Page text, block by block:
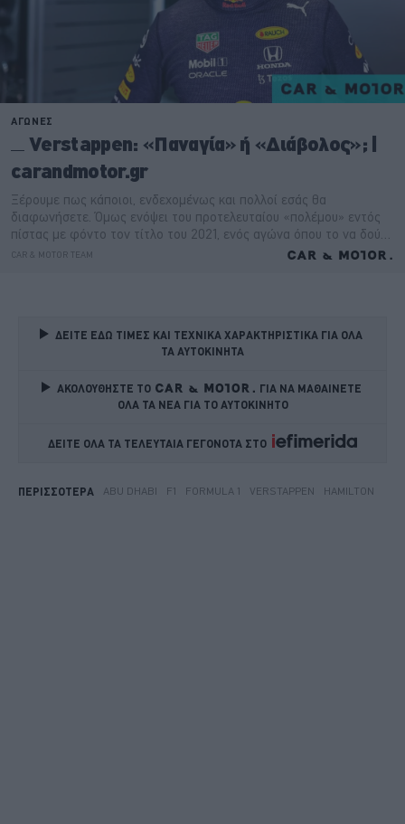
ΔΕΙΤΕ ΕΔΩ ΤΙΜΕΣ ΚΑΙ ΤΕΧΝΙΚΑ ΧΑΡΑΚΤΗΡΙΣΤΙΚΑ ΓΙΑ ΟΛΑ
ΤΑ ΑΥΤΟΚΙΝΗΤΑ
ΑΚΟΛΟΥΘΗΣΤΕ ΤΟ
ΓΙΑ ΝΑ ΜΑΘΑΙΝΕΤΕ
ΟΛΑ ΤΑ ΝΕΑ ΓΙΑ ΤΟ ΑΥΤΟΚΙΝΗΤΟ
ΔΕΙΤΕ ΟΛΑ ΤΑ ΤΕΛΕΥΤΑΙΑ ΓΕΓΟΝΟΤΑ ΣΤΟ
ΠΕΡΙΣΣΟΤΕΡΑ ABU DHABI F1 FORMULA 1 VERSTAPPEN HAMILTON